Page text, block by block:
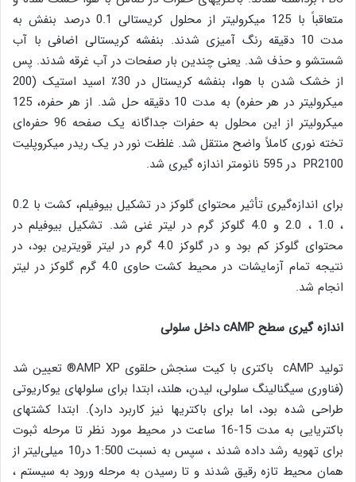
متعاقباً با 125 میکرولیتر از محلول کریستالی 0.1 درصد بنفش به
مدت 10 دقیقه رنگ آمیزی شدند. بنفشه کریستالی اضافی با آب
شستشو و حذف شد. یعنی چندین بار صفحات در آب غرقه شدند. پس
از خشک شدن با هوا، بنفشه کریستال در 30٪ اسید استیک (200
میکرولیتر در هر حفره) به مدت 10 دقیقه حل شد. از هر حفره، 125
میکرولیتر از این محلول به حفرات جداگانه یک صفحه 96 حفره‌ای
تخته نوری کاملاً واضح منتقل شد. غلظت نور در یک ریدر میکروپلیت
PR2100 در 595 نانومتر اندازه گیری شد.
برای اندازه‌گیری تأثیر محتوای گلوکز در تشکیل بیوفیلم، کشت با 0.2
، 1.0 ، 2.0 و 4.0 گلوکز گرم در لیتر غنی شد. تشکیل بیوفیلم در
محتوای گلوکز کم بود و در گلوکز 4.0 گرم در لیتر قویترین بود، در
نتیجه تمام آزمایشات در محیط کشت حاوی 4.0 گرم گلوکز در لیتر
انجام شد.
اندازه گیری سطح cAMPداخل سلولی
تولید cAMP باکتری با کیت سنجش حلقوی AMP XP® تعیین شد
(فناوری سیگنالینگ سلولی، لیدن، هلند، ابتدا برای سلولهای یوکاریوتی
طراحی شده بود، اما برای باکتریها نیز کاربرد دارد). ابتدا کشتهای
باکتریایی به مدت 15-16 ساعت در محیط مورد نظر تا مرحله ثبوت
برای تهویه رشد داده شدند ، سپس به نسبت 1:500 در10 میلی‌لیتر از
همان محیط تازه رقیق شدند و تا رسیدن به مرحله ورود به سیستم ،